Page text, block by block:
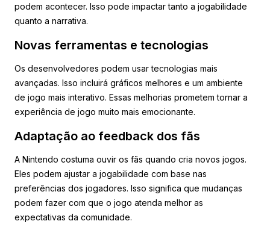
podem acontecer. Isso pode impactar tanto a jogabilidade
quanto a narrativa.
Novas ferramentas e tecnologias
Os desenvolvedores podem usar tecnologias mais
avançadas. Isso incluirá gráficos melhores e um ambiente
de jogo mais interativo. Essas melhorias prometem tornar a
experiência de jogo muito mais emocionante.
Adaptação ao feedback dos fãs
A Nintendo costuma ouvir os fãs quando cria novos jogos.
Eles podem ajustar a jogabilidade com base nas
preferências dos jogadores. Isso significa que mudanças
podem fazer com que o jogo atenda melhor as
expectativas da comunidade.